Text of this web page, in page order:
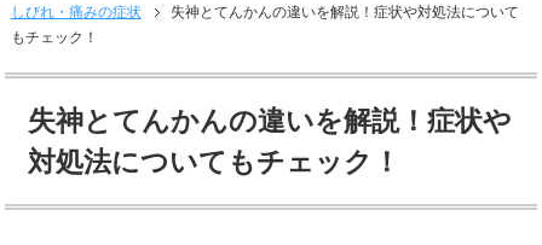
しびれ・痛みの症状
失神とてんかんの違いを解説！症状や対処法について
もチェック！
失神とてんかんの違いを解説！症状や
対処法についてもチェック！